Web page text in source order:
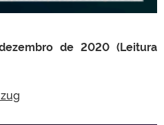
de 2020 (Leitura